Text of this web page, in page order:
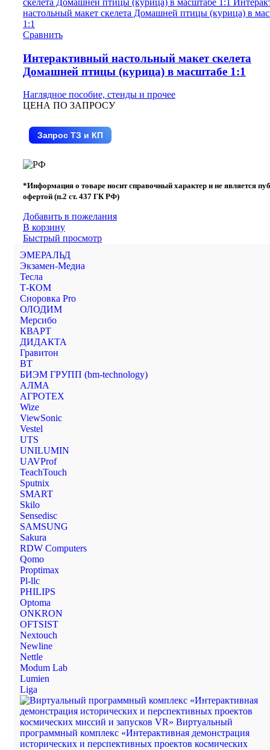
Сравнить
Интерактивный настольный макет скелета
Домашней птицы (курица) в масштабе 1:1
Наглядное пособие, стенды и прочее
ЦЕНА ПО ЗАПРОСУ
Запрос ТЗ и КП
*Информация о товаре носит справочный характер и не является
офертой (п.2 ст. 437 ГК РФ)
Добавить в пожелания
В корзину
Быстрый просмотр
ЭМЕРАЛЬД
Экзамен-Медиа
Тесла
Т-КОМ
Сноровка Pro
ОЛОДИМ
Мерсибо
КВАРТ
ДИДАКТА
Гравитон
ВТ
БИЭМ ГРУПП (bm-technology)
АЛМА
АГРОТЕХ
Wize
ViewSonic
Vestel
UTS
UNILUMIN
UAVProf
TeachTouch
Sputnix
SMART
Skilo
Sensedisc
SAMSUNG
Sakura
RDW Computers
Qomo
Proptimax
Pl-llc
PHILIPS
Optoma
ONKRON
OFTSIST
Nextouch
Newline
Nettle
Modum Lab
Lumien
Liga